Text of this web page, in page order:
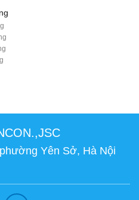
Yên Sở, Hà Nội